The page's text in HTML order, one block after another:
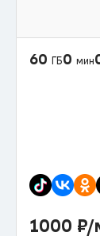
60 ГБ0 мин
1000 ₽/